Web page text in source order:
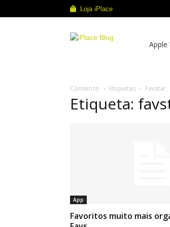
Loja iPlace
Apple
Comienzo Etiquetas Favstar
Etiqueta:
App
Favoritos muito mais